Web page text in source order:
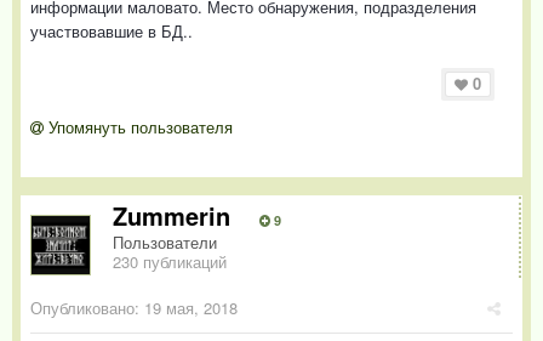
информации маловато. Место обнаружения, подразделения
участвовавшие в БД..
0
Упомянуть пользователя
Zummerin 9
Пользователи
230 публикаций
Опубликовано: 19 мая, 2018